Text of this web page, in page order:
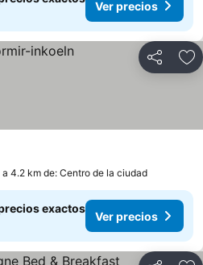
Ver precios
Compartir
a 4.2 km de: Centro de la ciudad
exactos
Ver precios